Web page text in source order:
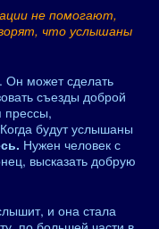
не помогают,
что услышаны
Он может сделать
съезды доброй
прессы,
будут услышаны
Нужен человек с
высказать добрую
и она стала